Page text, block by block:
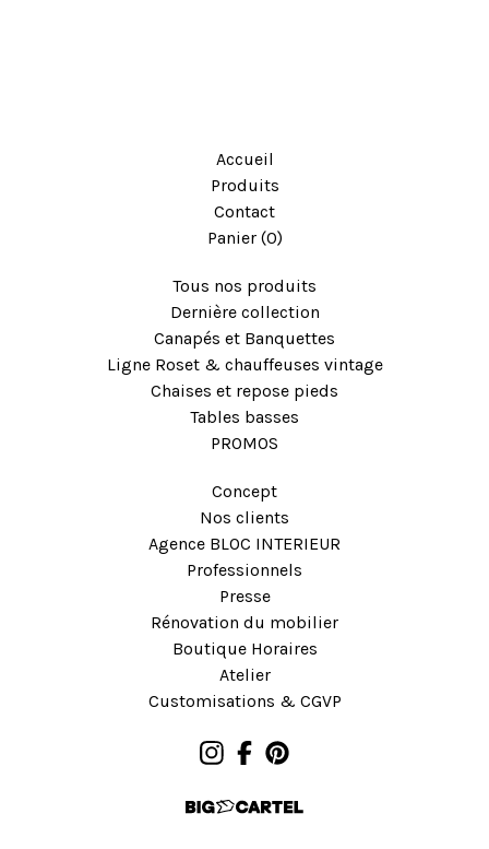
Accueil
Produits
Contact
Panier (0)
Tous nos produits
Dernière collection
Canapés et Banquettes
Ligne Roset & chauffeuses vintage
Chaises et repose pieds
Tables basses
PROMOS
Concept
Nos clients
Agence BLOC INTERIEUR
Professionnels
Presse
Rénovation du mobilier
Boutique Horaires
Atelier
Customisations & CGVP